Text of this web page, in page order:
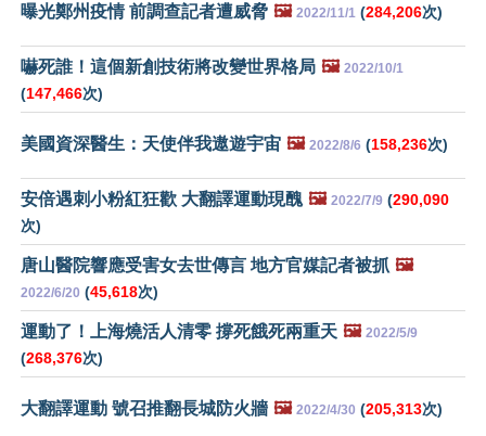
曝光鄭州疫情 前調查記者遭威脅 🖼️ 2022/11/1 (284,206次)
嚇死誰！這個新創技術將改變世界格局 🖼️ 2022/10/1
(147,466次)
美國資深醫生：天使伴我遨遊宇宙 🖼️ 2022/8/6 (158,236次)
安倍遇刺小粉紅狂歡 大翻譯運動現醜 🖼️ 2022/7/9 (290,090
次)
唐山醫院響應受害女去世傳言 地方官媒記者被抓 🖼️
2022/6/20 (45,618次)
運動了！上海燒活人清零 撐死餓死兩重天 🖼️ 2022/5/9
(268,376次)
大翻譯運動 號召推翻長城防火牆 🖼️ 2022/4/30 (205,313次)